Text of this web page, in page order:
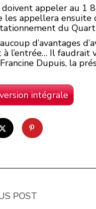
doivent appeler au 1
les appellera ensuite
du
d’avantages
à l’entrée… Il faudrait
Dupuis, la
intégrale
POST